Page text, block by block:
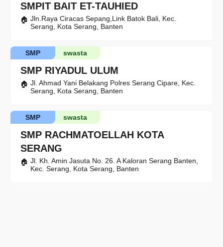
SMPIT BAIT ET-TAUHIED
Jln.Raya Ciracas Sepang,Link Batok Bali, Kec.
Serang, Kota Serang, Banten
SMP RIYADUL ULUM
swasta
SMP
Jl. Ahmad Yani Belakang Polres Serang Cipare, Kec.
Serang, Kota Serang, Banten
SMP RACHMATOELLAH KOTA
SERANG
swasta
SMP
Jl. Kh. Amin Jasuta No. 26. A Kaloran Serang Banten,
Kec. Serang, Kota Serang, Banten